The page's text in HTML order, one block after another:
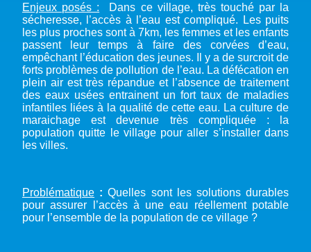
Enjeux posés :
Dans ce village, très touché par la
sécheresse, l’accès à l’eau est compliqué. Les puits
les plus proches sont à 7km, les femmes et les enfants
passent leur temps à faire des corvées d’eau,
empêchant l’éducation des jeunes. Il y a de surcroit de
forts problèmes de pollution de l’eau. La défécation en
plein air est très répandue et l’absence de traitement
des eaux usées entrainent un fort taux de maladies
infantiles liées à la qualité de cette eau. La culture de
maraichage est devenue très compliquée : la
population quitte le village pour aller s’installer dans
les villes.
Problématique :Quelles sont les solutions durables
pour assurer l’accès à une eau réellement potable
pour l’ensemble de la population de ce village ?